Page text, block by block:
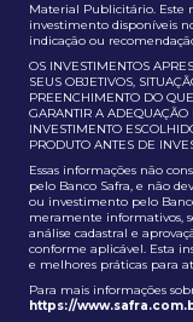
Material Publicitário. Este
investimento disponíveis
indicação ou
OS INVESTIMENTOS
SEUS OBJETIVOS,
PREENCHIMENTO DO
GARANTIR A
INVESTIMENTO
PRODUTO ANTES DE
Essas informações não
pelo Banco Safra, e não
ou investimento pelo
meramente informativos,
análise cadastral e
conforme aplicável. Esta
e melhores práticas para
Para mais informações
https://